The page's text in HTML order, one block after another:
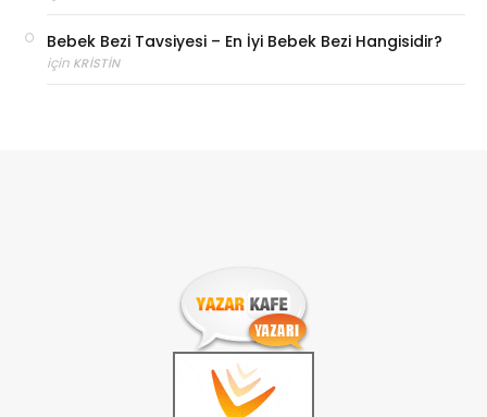
Bebek Bezi Tavsiyesi – En İyi Bebek Bezi Hangisidir?
için KRISTIN